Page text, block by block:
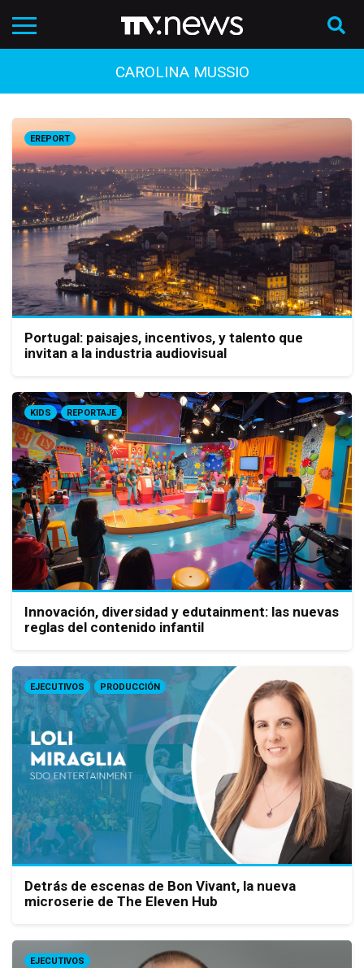
CAROLINA MUSSIO
EREPORT
Portugal: paisajes, incentivos, y talento que
invitan a la industria audiovisual
KIDS REPORTAJE
Innovación, diversidad y edutainment: las nuevas
reglas del contenido infantil
EJECUTIVOS PRODUCCIÓN
Detrás de escenas de Bon Vivant, la nueva
microserie de The Eleven Hub
EJECUTIVOS